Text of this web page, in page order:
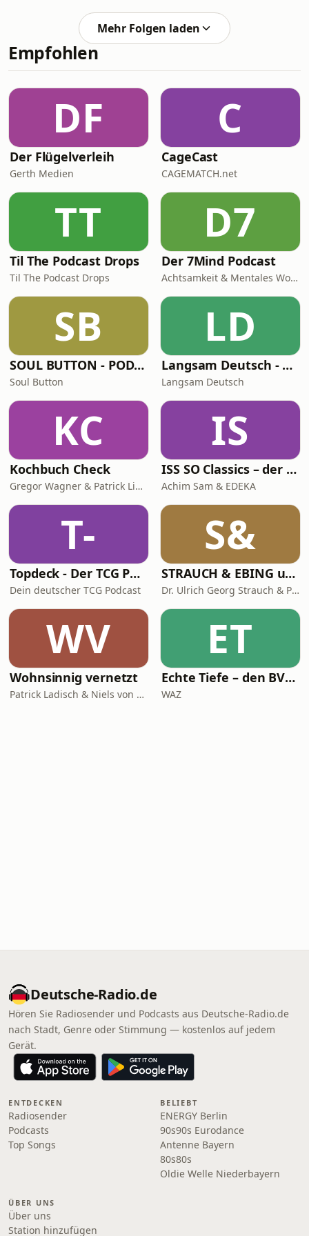
Franzbrötchen und der wichtigen
Frage, warum Salamibrötchen nur mit
Rind wirklich Sinn ergeben. Es geht
um Weizenwarnungen aus der Ehe,
und ohne Fischereischein sowie eine
Vergangenheit zwischen
Schwarzangeln und Herings-
Busfahrten. Dazu: Supermarkt-F
Mehr Folgen laden
Empfohlen
DF
Der Flügelverleih
Gerth Medien
C
CageCast
CAGEMATCH.net
TT
Til The Podcast Drops
Til The Podcast Drops
D7
Der 7Mind Podcast
Achtsamkeit & Mentales Wohlbefinden
SB
SOUL BUTTON - PODCAST
Soul Button
LD
Langsam Deutsch - Deutsch lernen
Langsam Deutsch
KC
Kochbuch Check
Gregor Wagner & Patrick Linke
IS
ISS SO Classics – der Ernährungspodcast mit Achim Sam (Wiederholungen)
Achim Sam & EDEKA
T-
Topdeck - Der TCG Podcast
Dein deutscher TCG Podcast
S&
STRAUCH & EBING ungeskriptet
Dr. Ulrich Georg Strauch & Prof. Dr. Jens Ebing
WV
Wohnsinnig vernetzt
Patrick Ladisch & Niels von Breymann
ET
Echte Tiefe – den BVB verstehen
WAZ
Deutsche-Radio.de
Hören Sie Radiosender und Podcasts aus Deutsche-Radio.de
nach Stadt, Genre oder Stimmung — kostenlos auf jedem
Gerät.
ENTDECKEN
Radiosender
Podcasts
Top Songs
BELIEBT
ENERGY Berlin
90s90s Eurodance
Antenne Bayern
80s80s
Oldie Welle Niederbayern
ÜBER UNS
Über uns
Station hinzufügen